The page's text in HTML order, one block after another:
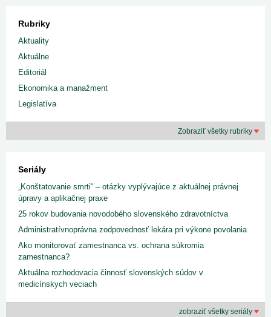
Rubriky
Aktuality
Aktuálne
Editoriál
Ekonomika a manažment
Legislatíva
Zobraziť všetky rubriky
Seriály
„Konštatovanie smrti“ – otázky vyplývajúce z aktuálnej právnej
úpravy a aplikačnej praxe
25 rokov budovania novodobého slovenského zdravotníctva
Administratívnoprávna zodpovednosť lekára pri výkone povolania
Ako monitorovať zamestnanca vs. ochrana súkromia
zamestnanca?
Aktuálna rozhodovacia činnosť slovenských súdov v
medicínskych veciach
zobraziť všetky seriály